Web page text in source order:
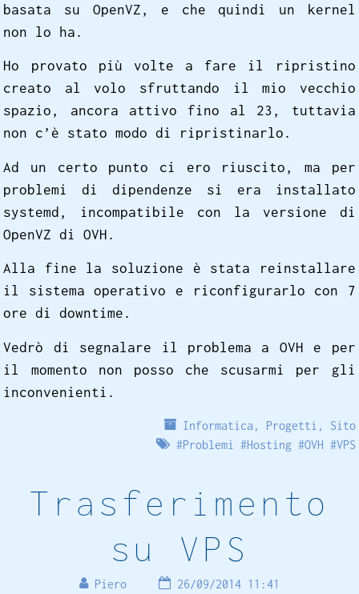
basata su OpenVZ, e che quindi un kernel
non lo ha.
Ho provato più volte a fare il ripristino
creato al volo sfruttando il mio vecchio
spazio, ancora attivo fino al 23, tuttavia
non c’è stato modo di ripristinarlo.
Ad un certo punto ci ero riuscito, ma per
problemi di dipendenze si era installato
systemd, incompatibile con la versione di
OpenVZ di OVH.
Alla fine la soluzione è stata reinstallare
il sistema operativo e riconfigurarlo con 7
ore di downtime.
Vedrò di segnalare il problema a OVH e per
il momento non posso che scusarmi per gli
inconvenienti.
Informatica , Progetti , Sito
#Problemi #Hosting#OVH #VPS
Trasferimento
su VPS
Piero 26/09/2014 11:41